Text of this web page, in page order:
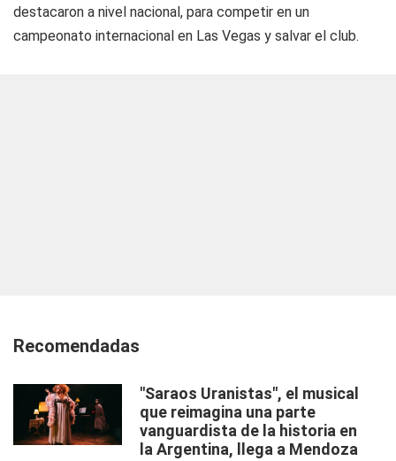
destacaron a nivel nacional, para competir en un
campeonato internacional en Las Vegas y salvar el club.
Recomendadas
"Saraos Uranistas", el musical
que reimagina una parte
vanguardista de la historia en
la Argentina, llega a Mendoza